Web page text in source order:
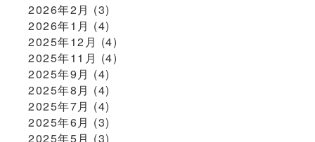
2026年2月 (3)
2026年1月 (4)
2025年12月 (4)
2025年11月 (4)
2025年9月 (4)
2025年8月 (4)
2025年7月 (4)
2025年6月 (3)
2025年5月 (3)